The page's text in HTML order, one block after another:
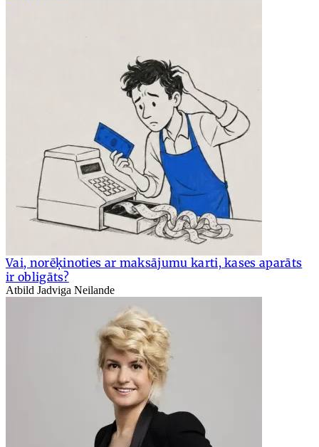
Vai, norēķinoties ar maksājumu karti, kases aparāts
ir obligāts?
Atbild Jadviga Neilande